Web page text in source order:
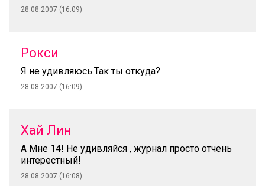
28.08.2007 (16:09)
Рокси
Я не удивляюсь.Так ты откуда?
28.08.2007 (16:09)
Хай Лин
А Мне 14! Не удивляйся , журнал просто отчень
интерестный!
28.08.2007 (16:08)